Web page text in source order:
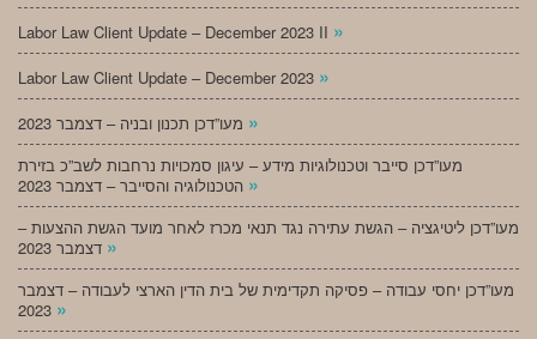
Labor Law Client Update – December 2023 II »
Labor Law Client Update – December 2023 »
»
מעו”דכן סייבר וטכנולוגיות מידע – עיגון סמכויות נרחבות לשב”כ בזירת
»
מעו”דכן ליטיגציה – הגשת עתירה נגד תנאי מכרז לאחר מועד הגשת ההצעות –
»
מעו”דכן יחסי עבודה – פסיקה תקדימית של בית הדין הארצי לעבודה – דצמבר
»